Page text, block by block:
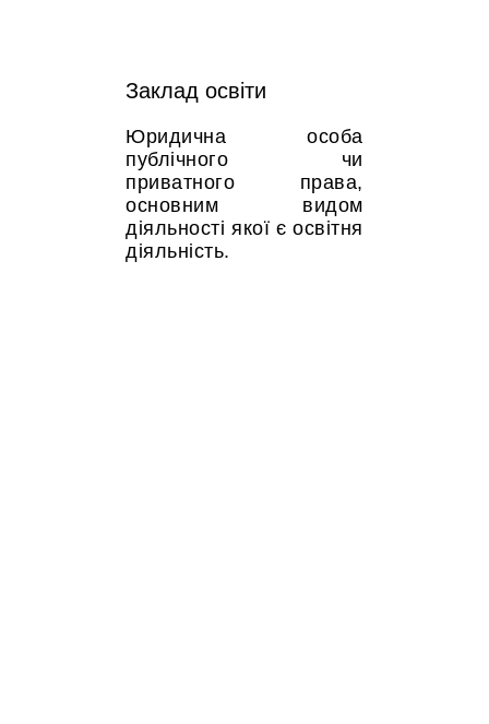
Заклад освіти
Юридична особа
публічного чи
приватного права,
основним видом
діяльності якої є освітня
діяльність.